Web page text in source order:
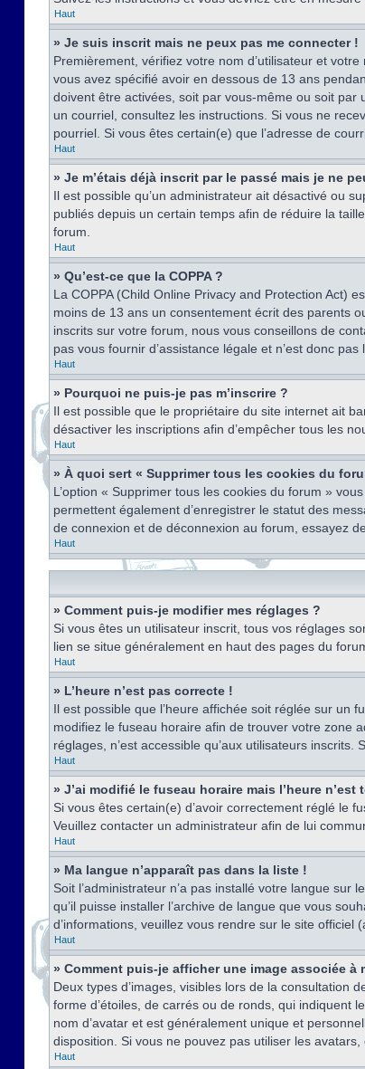
Haut
» Je suis inscrit mais ne peux pas me connecter !
Premièrement, vérifiez votre nom d’utilisateur et
vous avez spécifié avoir en dessous de 13 ans
doivent être activées, soit par vous-même ou soit
un courriel, consultez les instructions. Si vous ne
pourriel. Si vous êtes certain(e) que l’adresse de
Haut
» Je m’étais déjà inscrit par le passé mais je ne
Il est possible qu’un administrateur ait désactivé ou
publiés depuis un certain temps afin de réduire la
forum.
Haut
» Qu’est-ce que la COPPA ?
La COPPA (Child Online Privacy and Protection Act)
moins de 13 ans un consentement écrit des parents
inscrits sur votre forum, nous vous conseillons de
pas vous fournir d’assistance légale et n’est donc
Haut
» Pourquoi ne puis-je pas m’inscrire ?
Il est possible que le propriétaire du site internet ait
désactiver les inscriptions afin d’empêcher tous les
Haut
» À quoi sert « Supprimer tous les cookies du
L’option « Supprimer tous les cookies du forum »
permettent également d’enregistrer le statut des
de connexion et de déconnexion au forum, essayez
Haut
» Comment puis-je modifier mes réglages ?
Si vous êtes un utilisateur inscrit, tous vos réglages
lien se situe généralement en haut des pages du
Haut
» L’heure n’est pas correcte !
Il est possible que l’heure affichée soit réglée sur un
modifiez le fuseau horaire afin de trouver votre zone
réglages, n’est accessible qu’aux utilisateurs inscrits.
Haut
» J’ai modifié le fuseau horaire mais l’heure
Si vous êtes certain(e) d’avoir correctement réglé le
Veuillez contacter un administrateur afin de lui
Haut
» Ma langue n’apparaît pas dans la liste !
Soit l’administrateur n’a pas installé votre langue
qu’il puisse installer l’archive de langue que vous
d’informations, veuillez vous rendre sur le site officiel
Haut
» Comment puis-je afficher une image associée à
Deux types d’images, visibles lors de la consultation
forme d’étoiles, de carrés ou de ronds, qui indiquent
nom d’avatar et est généralement unique et
disposition. Si vous ne pouvez pas utiliser les
Haut